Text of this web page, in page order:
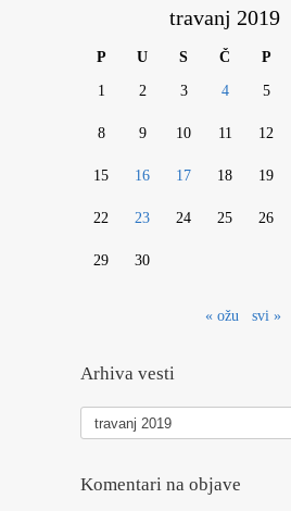
travanj 2019
P U S Č P
1 2 3 4 5
8 9 10 11 12
15 16 17 18 19
22 23 24 25 26
29 30
« ožu svi »
Arhiva vesti
Arhiva
vesti
Komentari na objave